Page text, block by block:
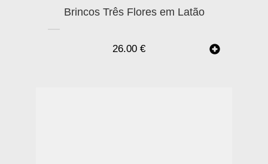
Brincos Três Flores em Latão
26.00 €